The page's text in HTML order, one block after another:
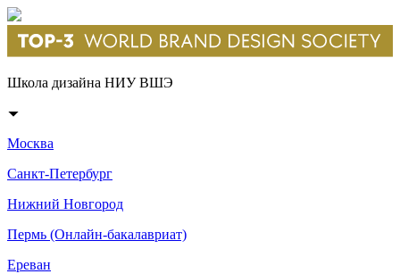
Школа дизайна НИУ ВШЭ
Москва
Санкт-Петербург
Нижний Новгород
Пермь (Онлайн-бакалавриат)
Ереван